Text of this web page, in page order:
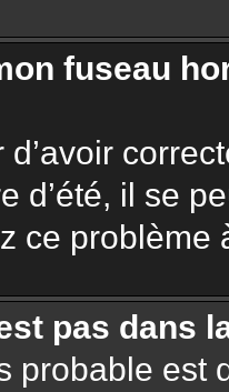
fuseau
d’été, il se
ce problème
pas dans
probable est